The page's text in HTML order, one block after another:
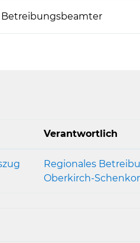
Betreibungsbeamter
Verantwortlich
Regionales
Oberkirch-